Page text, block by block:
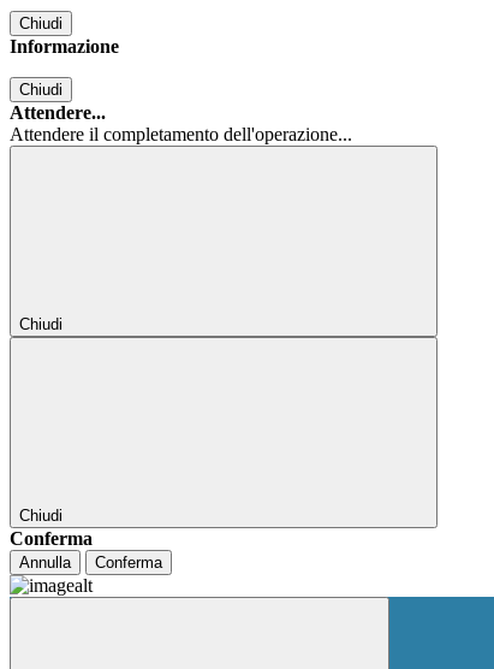
Chiudi
Informazione
Chiudi
Attendere...
Attendere il completamento dell'operazione...
Chiudi
Chiudi
Conferma
Annulla Conferma